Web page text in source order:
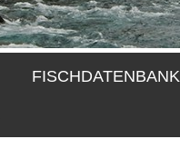
FISCHDATENBANK